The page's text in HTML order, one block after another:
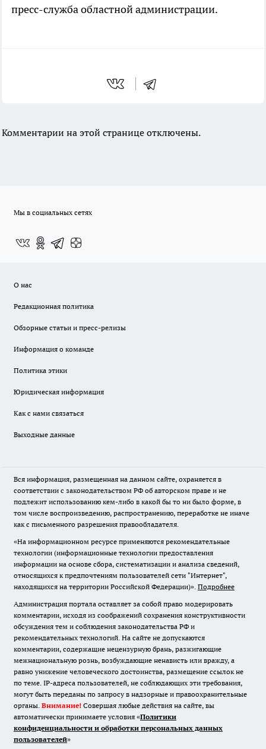
пресс-служба областной администрации.
Комментарии на этой странице отключены.
Мы в социальных сетях
О нас
Редакционная политика
Обзорные статьи и пресс-релизы
Информация о команде
Политика этики
Юридическая информация
Как с нами связаться
Выходные данные
Вся информация, размещенная на данном сайте, охраняется в
соответствии с законодательством РФ об авторском праве и не
подлежит использованию кем-либо в какой бы то ни было форме, в
том числе воспроизведению, распространению, переработке не иначе
как с письменного разрешения правообладателя.
«На информационном ресурсе применяются рекомендательные
технологии (информационные технологии предоставления
информации на основе сбора, систематизации и анализа сведений,
относящихся к предпочтениям пользователей сети "Интернет",
находящихся на территории Российской Федерации)». Подробнее
Администрация портала оставляет за собой право модерировать
комментарии, исходя из соображений сохранения конструктивности
обсуждения тем и соблюдения законодательства РФ и
рекомендательных технологий. На сайте не допускаются
комментарии, содержащие нецензурную брань, разжигающие
межнациональную рознь, возбуждающие ненависть или вражду, а
равно унижение человеческого достоинства, размещение ссылок не
по теме. IP-адреса пользователей, не соблюдающих эти требования,
могут быть переданы по запросу в надзорные и правоохранительные
органы. Внимание! Совершая любые действия на сайте, вы
автоматически принимаете условия «Политики
конфиденциальности и обработки персональных данных
пользователей»